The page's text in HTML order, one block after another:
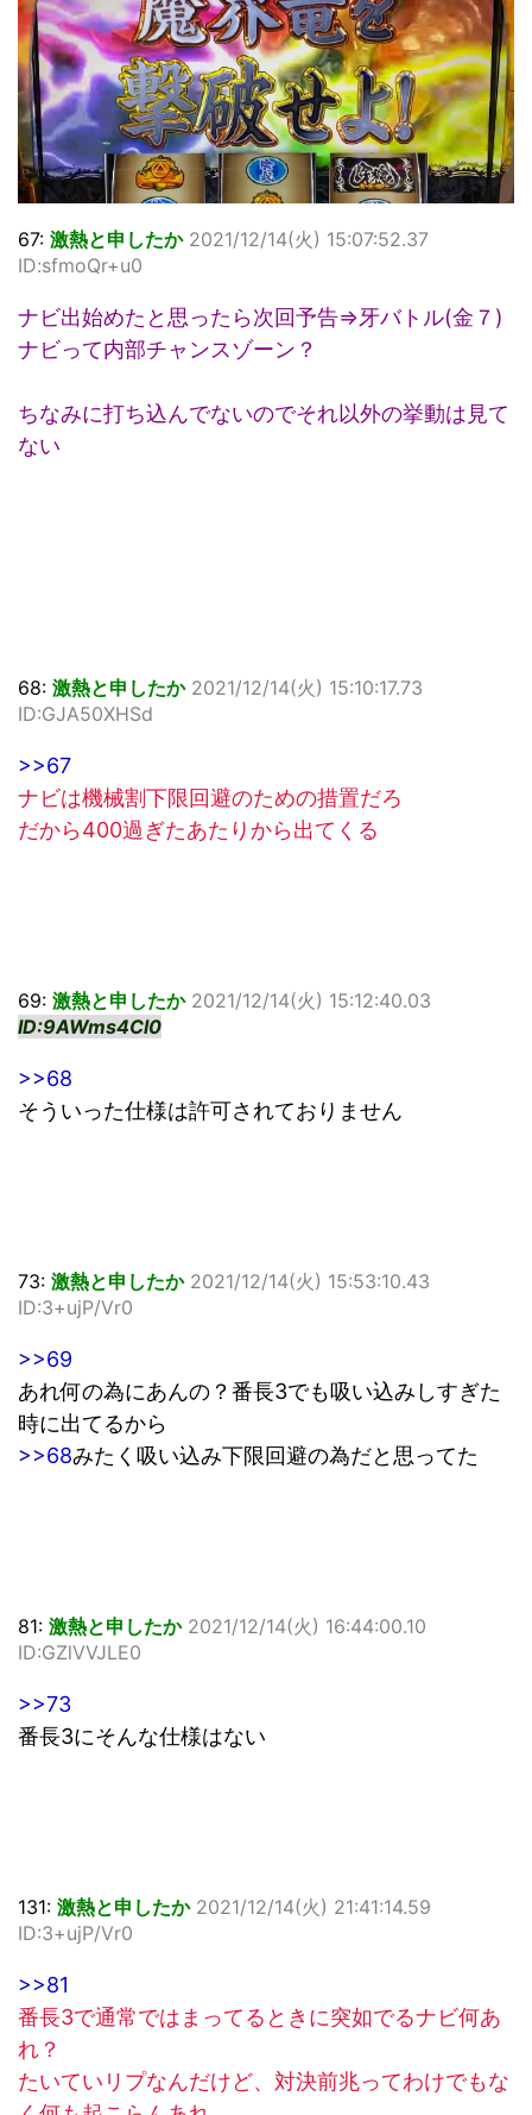
67: 激熱と申したか 2021/12/14(火) 15:07:52.37
ID:sfmoQr+u0
ナビ出始めたと思ったら次回予告⇒牙バトル(金７)
ナビって内部チャンスゾーン？
ちなみに打ち込んでないのでそれ以外の挙動は見て
ない
68: 激熱と申したか 2021/12/14(火) 15:10:17.73
ID:GJA50XHSd
>>67
ナビは機械割下限回避のための措置だろ
だから400過ぎたあたりから出てくる
69: 激熱と申したか 2021/12/14(火) 15:12:40.03
ID:9AWms4Cl0
>>68
そういった仕様は許可されておりません
73: 激熱と申したか 2021/12/14(火) 15:53:10.43
ID:3+ujP/Vr0
>>69
あれ何の為にあんの？番長3でも吸い込みしすぎた
時に出てるから
>>68みたく吸い込み下限回避の為だと思ってた
81: 激熱と申したか 2021/12/14(火) 16:44:00.10
ID:GZlVVJLE0
>>73
番長3にそんな仕様はない
131: 激熱と申したか 2021/12/14(火) 21:41:14.59
ID:3+ujP/Vr0
>>81
番長3で通常ではまってるときに突如でるナビ何あ
れ？
たいていリプなんだけど、対決前兆ってわけでもな